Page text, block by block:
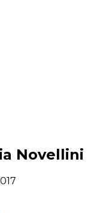
Novellini